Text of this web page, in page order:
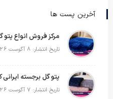
آخرین پست ها
تاریخ انتشار: 8 آگوست 2026
تاریخ انتشار: 7 آگوست 2026